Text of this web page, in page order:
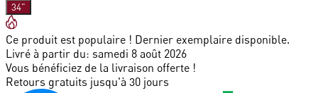
34"
Ce produit est populaire ! Dernier exemplaire disponible.
Livré à partir du: samedi 8 août 2026
Vous bénéficiez de la livraison offerte !
Retours gratuits jusqu'à 30 jours